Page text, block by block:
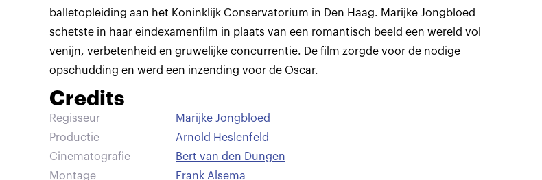
balletopleiding aan het Koninklijk Conservatorium in Den Haag. Marijke Jongbloed
schetste in haar eindexamenfilm in plaats van een romantisch beeld een wereld vol
venijn, verbetenheid en gruwelijke concurrentie. De film zorgde voor de nodige
opschudding en werd een inzending voor de Oscar.
Credits
Regisseur
Marijke Jongbloed
Productie
Arnold Heslenfeld
Cinematografie
Bert van den Dungen
Montage
Frank Alsema